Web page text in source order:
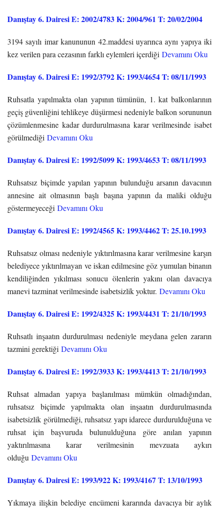
Danıştay 6. Dairesi E: 2002/4783 K: 2004/961 T: 20/02/2004
3194 sayılı imar kanununun 42.maddesi uyarınca aynı yapıya iki
kez verilen para cezasının farklı eylemleri içerdiği Devamını Oku
Danıştay 6. Dairesi E: 1992/3792 K: 1993/4654 T: 08/11/1993
Ruhsatla yapılmakta olan yapının tümünün, 1. kat balkonlarının
geçiş güvenliğini tehlikeye düşürmesi nedeniyle balkon sorununun
çözümlenmesine kadar durdurulmasına karar verilmesinde isabet
görülmediği Devamını Oku
Danıştay 6. Dairesi E: 1992/5099 K: 1993/4653 T: 08/11/1993
Ruhsatsız biçimde yapılan yapının bulunduğu arsanın davacının
annesine ait olmasının başlı başına yapının da maliki olduğu
göstermeyeceği Devamını Oku
Danıştay 6. Dairesi E: 1992/4565 K: 1993/4462 T: 25.10.1993
Ruhsatsız olması nedeniyle yıktırılmasına karar verilmesine karşın
belediyece yıktırılmayan ve iskan edilmesine göz yumulan binanın
kendiliğinden yıkılması sonucu ölenlerin yakını olan davacıya
manevi tazminat verilmesinde isabetsizlik yoktur. Devamını Oku
Danıştay 6. Dairesi E: 1992/4325 K: 1993/4431 T: 21/10/1993
Ruhsatlı inşaatın durdurulması nedeniyle meydana gelen zararın
tazmini gerektiği Devamını Oku
Danıştay 6. Dairesi E: 1992/3933 K: 1993/4413 T: 21/10/1993
Ruhsat almadan yapıya başlanılması mümkün olmadığından,
ruhsatsız biçimde yapılmakta olan inşaatın durdurulmasında
isabetsizlik görülmediği, ruhsatsız yapı idarece durdurulduğuna ve
ruhsat için başvuruda bulunulduğuna göre anılan yapının
yaktırılmasına karar verilmesinin mevzuata aykırı
olduğu Devamını Oku
Danıştay 6. Dairesi E: 1993/922 K: 1993/4167 T: 13/10/1993
Yıkmaya ilişkin belediye encümeni kararında davacıya bir aylık